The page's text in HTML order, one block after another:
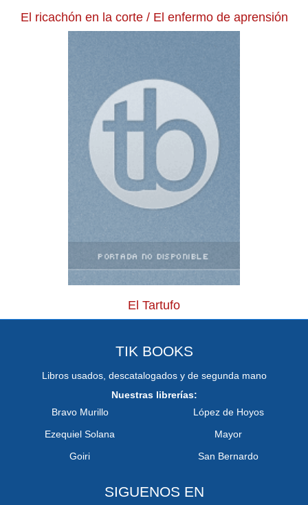
El ricachón en la corte / El enfermo de aprensión
El Tartufo
TIK BOOKS
Libros usados, descatalogados y de segunda mano
Nuestras librerías:
Bravo Murillo
Ezequiel Solana
Goiri
López de Hoyos
Mayor
San Bernardo
SIGUENOS EN